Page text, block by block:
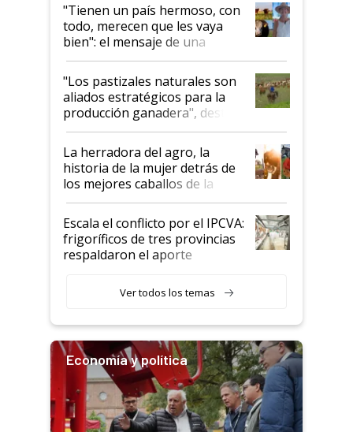
"Tienen un país hermoso, con
todo, merecen que les vaya
bien": el mensaje de una
ganadera uruguaya sobre las
oportunidades que se abren
para el agro en Argentina, con
foco en la carne
"Los pastizales naturales son
aliados estratégicos para la
producción ganadera", destaca
la iniciativa que ya reúne a 46
establecimientos en Argentina
La herradora del agro, la
historia de la mujer detrás de
los mejores caballos de la
Argentina y los mitos que
todavía hacen sufrir a estos
animales: "Mientras me
descalificaban, yo seguí
haciendo currículum"
Escala el conflicto por el IPCVA:
frigoríficos de tres provincias
respaldaron el aporte
Ver todos los temas
Economía y política